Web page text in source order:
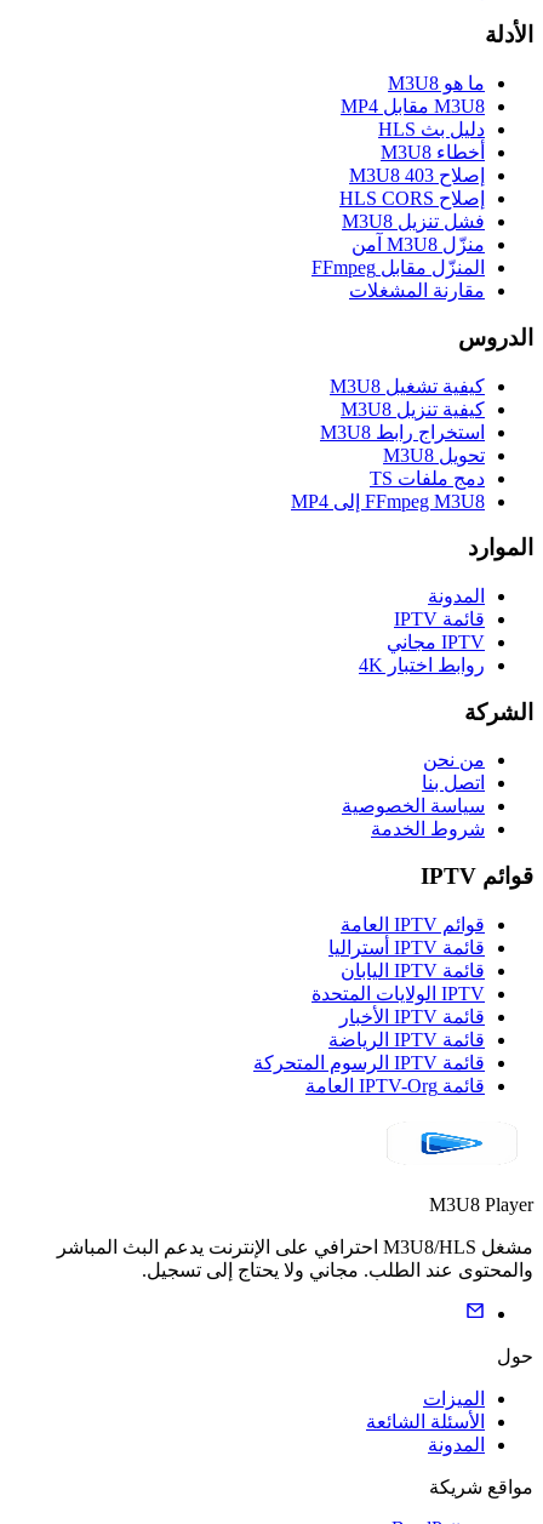
الأدلة
ما هو M3U8
M3U8 مقابل MP4
دليل بث HLS
أخطاء M3U8
إصلاح M3U8 403
إصلاح HLS CORS
فشل تنزيل M3U8
منزّل M3U8 آمن
المنزّل مقابل FFmpeg
مقارنة المشغلات
الدروس
كيفية تشغيل M3U8
كيفية تنزيل M3U8
استخراج رابط M3U8
تحويل M3U8
دمج ملفات TS
FFmpeg M3U8 إلى MP4
الموارد
المدونة
قائمة IPTV
IPTV مجاني
روابط اختبار 4K
الشركة
من نحن
اتصل بنا
سياسة الخصوصية
شروط الخدمة
قوائم IPTV
قوائم IPTV العامة
قائمة IPTV أستراليا
قائمة IPTV اليابان
IPTV الولايات المتحدة
قائمة IPTV الأخبار
قائمة IPTV الرياضة
قائمة IPTV الرسوم المتحركة
قائمة IPTV-Org العامة
M3U8 Player
مشغل M3U8/HLS احترافي على الإنترنت يدعم البث المباشر
والمحتوى عند الطلب. مجاني ولا يحتاج إلى تسجيل.
حول
الميزات
الأسئلة الشائعة
المدونة
مواقع شريكة